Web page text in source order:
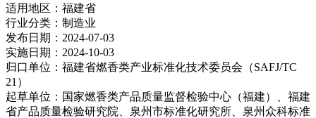
适用地区： 福建省
行业分类： 制造业
发布日期： 2024-07-03
实施日期： 2024-10-03
归口单位： 福建省燃香类产业标准化技术委员会（SAFJ/TC
21）
起草单位： 国家燃香类产品质量监督检验中心（福建）、福建
省产品质量检验研究院、泉州市标准化研究所、泉州众科标准